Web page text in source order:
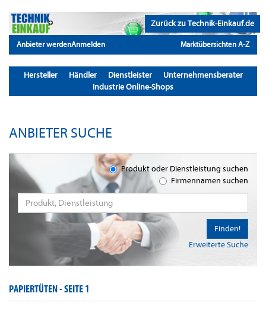
Zurück zu Technik-Einkauf.de
Anbieter werdenAnmelden Marktübersichten A-Z
Hersteller Händler Dienstleister
Unternehmensberater
Industrie Online-Shops
ANBIETER SUCHE
Produkt oder Dienstleistung suchen
Firmennamen suchen
Erweiterte Suche
Finden!
PAPIERTÜTEN -SEITE 1